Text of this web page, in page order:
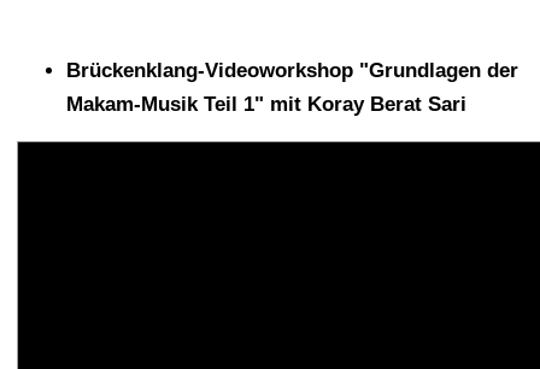
Brückenklang-Videoworkshop "Grundlagen der
Makam-Musik Teil 1" mit Koray Berat Sari